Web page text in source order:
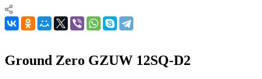
Ground Zero GZUW 12SQ-D2